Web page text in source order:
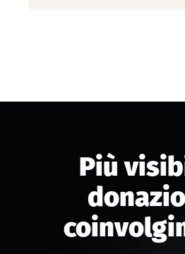
Più